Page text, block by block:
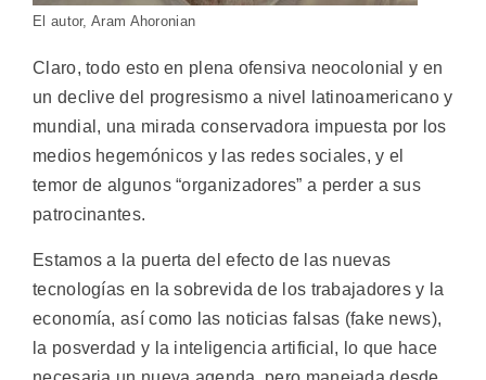
El autor, Aram Ahoronian
Claro, todo esto en plena ofensiva neocolonial y en
un declive del progresismo a nivel latinoamericano y
mundial, una mirada conservadora impuesta por los
medios hegemónicos y las redes sociales, y el
temor de algunos “organizadores” a perder a sus
patrocinantes.
Estamos a la puerta del efecto de las nuevas
tecnologías en la sobrevida de los trabajadores y la
economía, así como las noticias falsas (fake news),
la posverdad y la inteligencia artificial, lo que hace